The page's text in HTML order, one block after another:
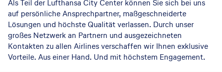
Als Teil der Lufthansa City Center können Sie sich bei uns
auf persönliche Ansprechpartner, maßgeschneiderte
Lösungen und höchste Qualität verlassen. Durch unser
großes Netzwerk an Partnern und ausgezeichneten
Kontakten zu allen Airlines verschaffen wir Ihnen exklusive
Vorteile. Aus einer Hand. Und mit höchstem Engagement.